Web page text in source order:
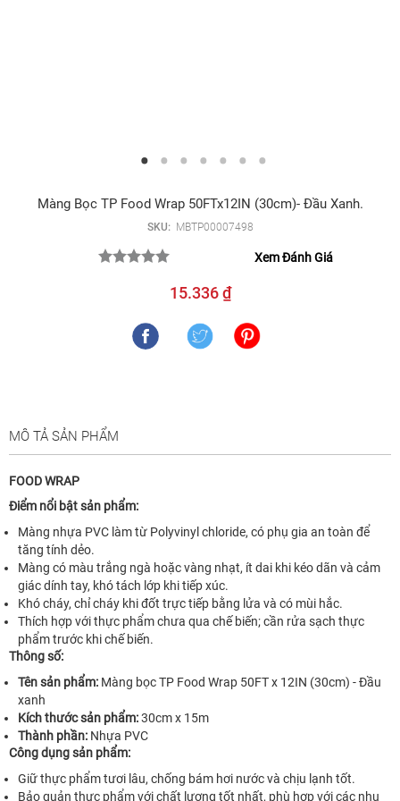
Màng Bọc TP Food Wrap 50FTx12IN (30cm)- Đầu Xanh.
SKU: MBTP00007498
Xem Đánh Giá
15.336 ₫
MÔ TẢ SẢN PHẨM
FOOD WRAP
Điểm nổi bật sản phẩm:
Màng nhựa PVC làm từ Polyvinyl chloride, có phụ gia an toàn để
tăng tính dẻo.
Màng có màu trắng ngà hoặc vàng nhạt, ít dai khi kéo dãn và cảm
giác dính tay, khó tách lớp khi tiếp xúc.
Khó cháy, chỉ cháy khi đốt trực tiếp bằng lửa và có mùi hắc.
Thích hợp với thực phẩm chưa qua chế biến; cần rửa sạch thực
phẩm trước khi chế biến.
Thông số:
Tên sản phẩm: Màng bọc TP Food Wrap 50FT x 12IN (30cm) - Đầu
xanh
Kích thước sản phẩm:30cm x 15m
Thành phần: Nhựa PVC
Công dụng sản phẩm:
Giữ thực phẩm tươi lâu, chống bám hơi nước và chịu lạnh tốt.
Bảo quản thực phẩm với chất lượng tốt nhất, phù hợp với các nhu